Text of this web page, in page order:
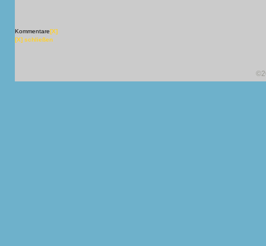
Kommentare[X]
[X] schließen